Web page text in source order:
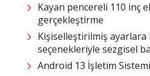
Kayan pencereli 110 inç
gerçekleştirme
Kişiselleştirilmiş ayarlara
seçenekleriyle sezgisel
Android 13 İşletim